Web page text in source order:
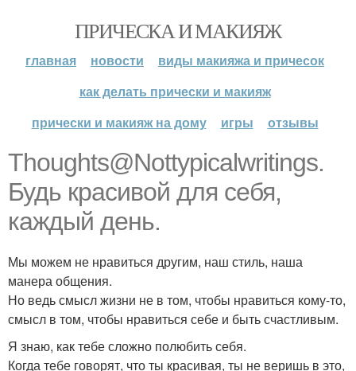
ПРИЧЕСКА И МАКИЯЖ
главная новости
виды макияжа и причесок
как делать прически и макияж
прически и макияж на дому
игры отзывы
Thoughts@Nottypicalwritings.
Будь красивой для себя,
каждый день.
Мы можем не нравиться другим, наш стиль, наша
манера общения.
Но ведь смысл жизни не в том, чтобы нравиться кому-то,
смысл в том, чтобы нравиться себе и быть счастливым.
Я знаю, как тебе сложно полюбить себя.
Когда тебе говорят, что ты красивая, ты не веришь в это,